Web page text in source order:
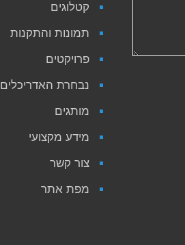
קטלוגים
תמונות והתקנות
פרויקטים
נבחרת האדריכלים
מותגים
מידע מקצועי
צור קשר
מפת אתר